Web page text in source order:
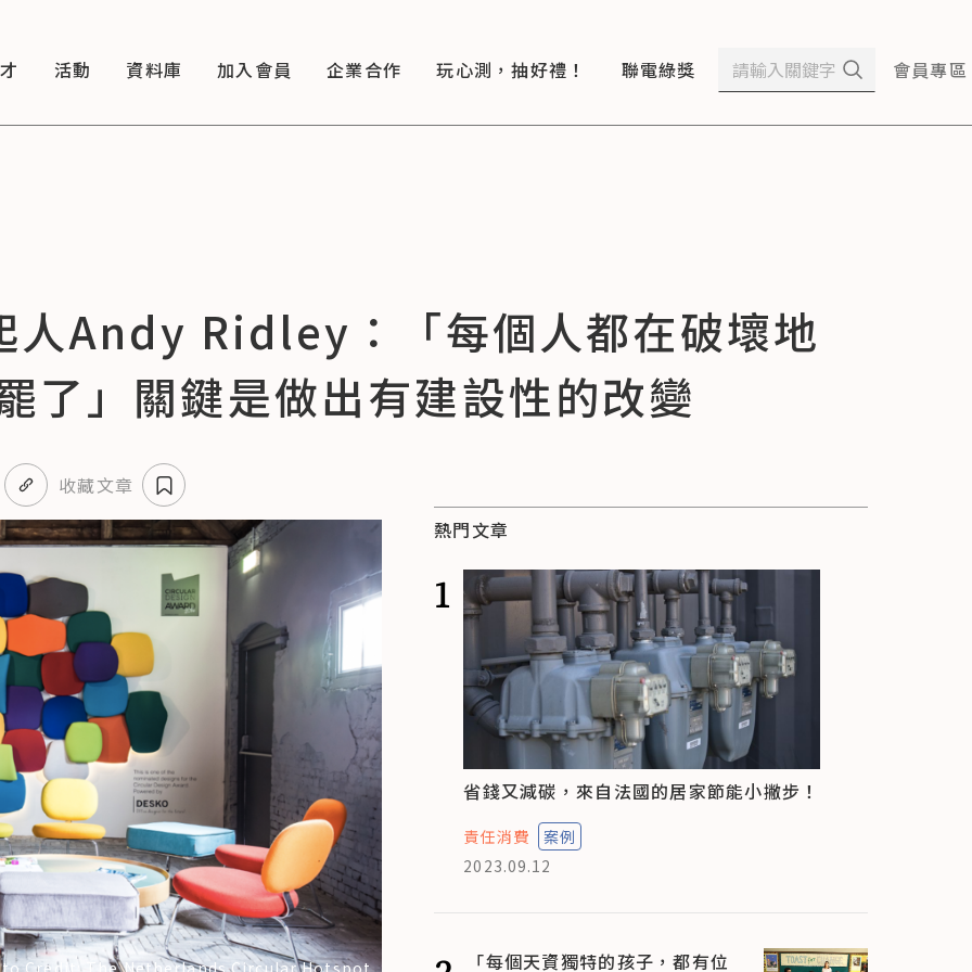
活動 資料庫 加入會員 企業合作 玩心測，抽好禮！ 聯電綠獎 會員專區
人Andy Ridley：「每個人都在破壞地
了」關鍵是做出有建設性的改變
收藏文章
熱門文章
1
省錢又減碳，來自法國的居家節能小撇步！
責任消費
案例
2023.09.12
「每個天資獨特的孩子，都有位